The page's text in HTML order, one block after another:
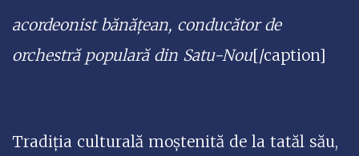
acordeonist bănățean, conducător de
orchestră populară din Satu-Nou[/caption]
Tradiția culturală moștenită de la tatăl său,